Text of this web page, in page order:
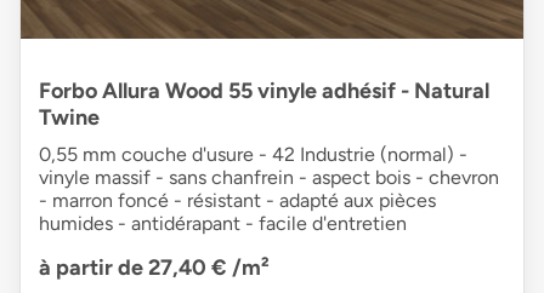
Forbo Allura Wood 55 vinyle adhésif - Natural
Twine
0,55 mm couche d'usure - 42 Industrie (normal) -
vinyle massif - sans chanfrein - aspect bois - chevron
- marron foncé - résistant - adapté aux pièces
humides - antidérapant - facile d'entretien
à partir de 27,40 € /m²